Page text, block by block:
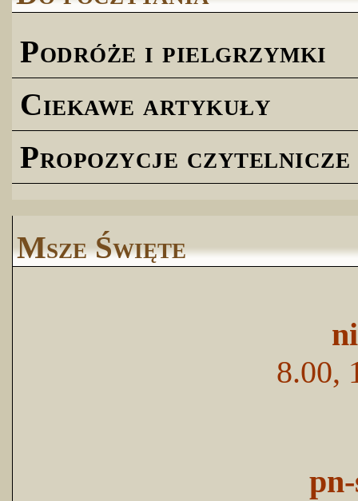
Podróże i pielgrzymki
Ciekawe artykuły
Propozycje czytelnicze
Msze Święte
8.00,